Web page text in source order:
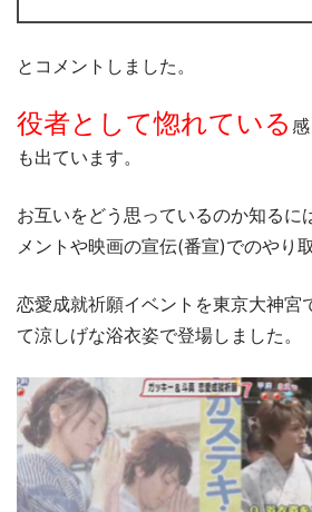
とコメントしました。
役者として惚れている
も出ています。
お互いをどう思っているのか知るに
メントや映画の宣伝(番宣)でのやり
恋愛成就祈願イベントを東京大神宮
て涼しげな浴衣姿で登場しました。